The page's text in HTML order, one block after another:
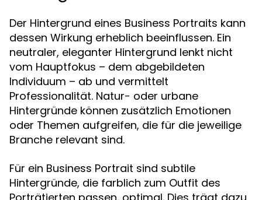
Der Hintergrund eines Business Portraits kann
dessen Wirkung erheblich beeinflussen. Ein
neutraler, eleganter Hintergrund lenkt nicht
vom Hauptfokus – dem abgebildeten
Individuum – ab und vermittelt
Professionalität. Natur- oder urbane
Hintergründe können zusätzlich Emotionen
oder Themen aufgreifen, die für die jeweilige
Branche relevant sind.
Für ein Business Portrait sind subtile
Hintergründe, die farblich zum Outfit des